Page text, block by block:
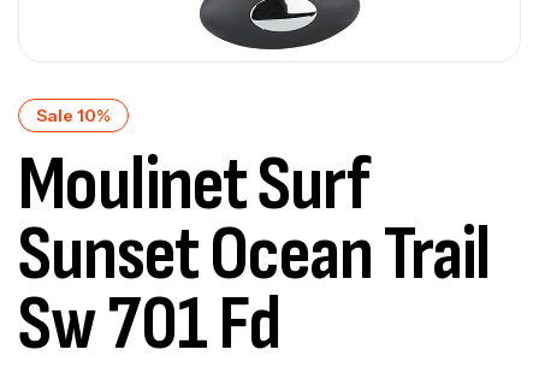
Sale 10%
Moulinet Surf
Sunset Ocean Trail
Sw 701 Fd